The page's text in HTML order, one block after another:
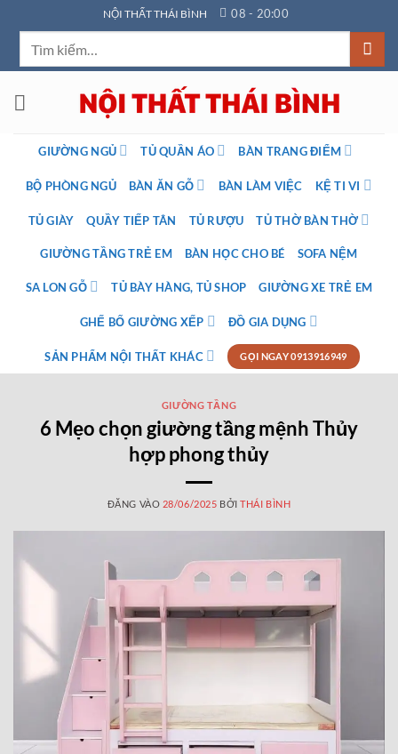
qua
dung
NỘI THẤT THÁI BÌNH 08 - 20:00
GIƯỜNG NGỦ TỦ QUẦN ÁO BÀN TRANG ĐIỂM
BỘ PHÒNG NGỦ BÀN ĂN GỖ BÀN LÀM VIỆC KỆ TI VI
TỦ GIÀY QUẦY TIẾP TÂN TỦ RƯỢU TỦ THỜ BÀN THỜ
GIƯỜNG TẦNG TRẺ EM BÀN HỌC CHO BÉ SOFA NỆM
SA LON GỖ TỦ BÀY HÀNG, TỦ SHOP GIƯỜNG XE TRẺ EM
GHẾ BỐ GIƯỜNG XẾP ĐỒ GIA DỤNG
SẢN PHẨM NỘI THẤT KHÁC GỌI NGAY 0913916949
GIƯỜNG TẦNG
6 Mẹo chọn giường tầng mệnh Thủy
hợp phong thủy
ĐĂNG VÀO 28/06/2025 BỞITHÁI BÌNH